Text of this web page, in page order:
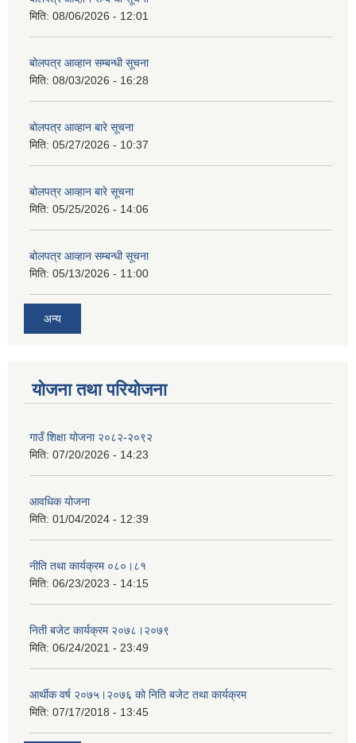
मिति: 08/06/2026 - 12:01
बोलपत्र आव्हान सम्बन्धी सूचना
मिति: 08/03/2026 - 16:28
बोलपत्र आव्हान बारे सूचना
मिति: 05/27/2026 - 10:37
बोलपत्र आव्हान बारे सूचना
मिति: 05/25/2026 - 14:06
बोलपत्र आव्हान सम्बन्धी सूचना
मिति: 05/13/2026 - 11:00
अन्य
योजना तथा परियोजना
गाउँ शिक्षा योजना २०८२-२०९२
मिति: 07/20/2026 - 14:23
आवधिक योजना
मिति: 01/04/2024 - 12:39
नीति तथा कार्यक्रम ०८०।८१
मिति: 06/23/2023 - 14:15
निती बजेट कार्यक्रम २०७८।२०७९
मिति: 06/24/2021 - 23:49
आर्थीक वर्ष २०७५।२०७६ को निति बजेट तथा कार्यक्रम
मिति: 07/17/2018 - 13:45